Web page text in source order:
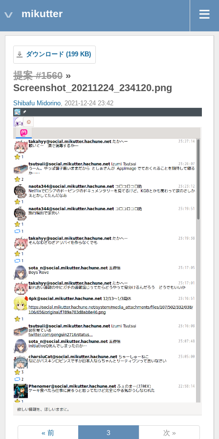
mikutter
ダウンロード (199 KB)
提案 #1560 »
Screenshot_20211224_234120.png
Shibafu Midorino, 2021-12-24 23:42
« 前 3 次 »